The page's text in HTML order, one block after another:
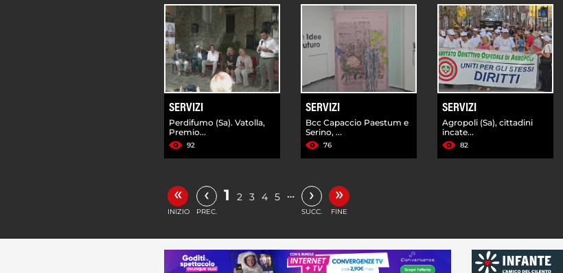
SERVIZI
Perdifumo (Sa). Vatolla,
Premio...
92
SERVIZI
Bcc Capaccio Paestum e
Serino, ...
76
SERVIZI
Agropoli (Sa), cittadini
incate...
82
«
INIZIO
‹
PREC.
1 2 3 4 5 … ›
SUCC.
»
FINE